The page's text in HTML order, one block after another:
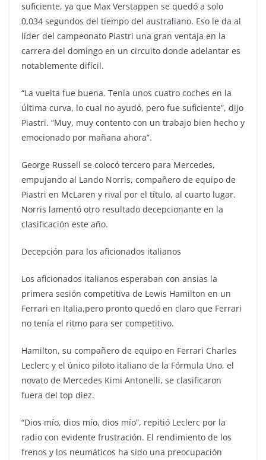
suficiente, ya que Max Verstappen se quedó a solo
0,034 segundos del tiempo del australiano. Eso le da al
líder del campeonato Piastri una gran ventaja en la
carrera del domingo en un circuito donde adelantar es
notablemente difícil.
“La vuelta fue buena. Tenía unos cuatro coches en la
última curva, lo cual no ayudó, pero fue suficiente”, dijo
Piastri. “Muy, muy contento con un trabajo bien hecho y
emocionado por mañana ahora”.
George Russell se colocó tercero para Mercedes,
empujando al Lando Norris, compañero de equipo de
Piastri en McLaren y rival por el título, al cuarto lugar.
Norris lamentó otro resultado decepcionante en la
clasificación este año.
Decepción para los aficionados italianos
Los aficionados italianos esperaban con ansias la
primera sesión competitiva de Lewis Hamilton en un
Ferrari en Italia,pero pronto quedó en claro que Ferrari
no tenía el ritmo para ser competitivo.
Hamilton, su compañero de equipo en Ferrari Charles
Leclerc y el único piloto italiano de la Fórmula Uno, el
novato de Mercedes Kimi Antonelli, se clasificaron
fuera del top diez.
“Dios mío, dios mío, dios mío”, repitió Leclerc por la
radio con evidente frustración. El rendimiento de los
frenos y los neumáticos ha sido una preocupación